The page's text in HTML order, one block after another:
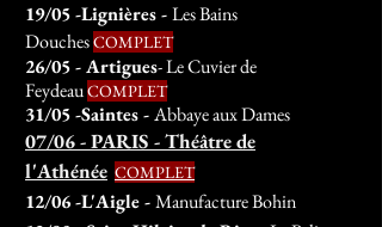
19/05-Lignières-Les Bains
DouchesCOMPLET
26/05 - Artigues- Le Cuvier de
FeydeauCOMPLET
31/05-Saintes-Abbaye aux Dames
07/06 - PARIS - Théâtre de
l'Athénée COMPLET
12/06-L'Aigle-Manufacture Bohin